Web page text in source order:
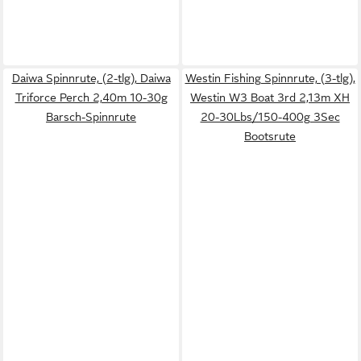
Daiwa Spinnrute, (2-tlg), Daiwa
Triforce Perch 2,40m 10-30g
Barsch-Spinnrute
Westin Fishing Spinnrute, (3-tlg),
Westin W3 Boat 3rd 2,13m XH
20-30Lbs/150-400g 3Sec
Bootsrute